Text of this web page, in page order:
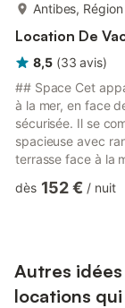
Antibes,
Location De
8,5 (33 avis)
## Space Cet
à la mer, en face
sécurisée. Il se
spacieuse avec
terrasse face à la
utilisé comme un
dès 152 € / nuit
Autres
locations